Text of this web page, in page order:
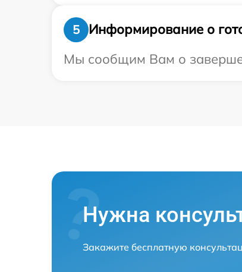
5
Информирование о
Мы сообщим Вам о
Нужна
Закажите бесплатную